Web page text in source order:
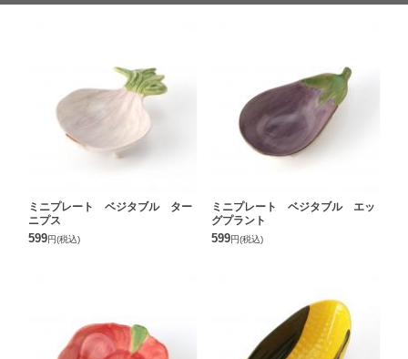
ミニプレート ベジタブル ター
ニプス
599円(税込)
ミニプレート ベジタブル エッ
グプラント
599円(税込)